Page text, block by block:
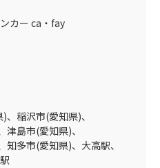
カー ca・fay
)、 稲沢市(愛知県)、
津島市(愛知県)、
知多市(愛知県)、 大高駅、